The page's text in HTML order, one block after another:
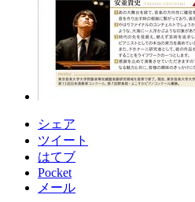
シェア
ツイート
はてブ
Pocket
メール